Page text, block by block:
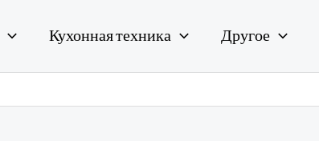
Кухонная техника Другое